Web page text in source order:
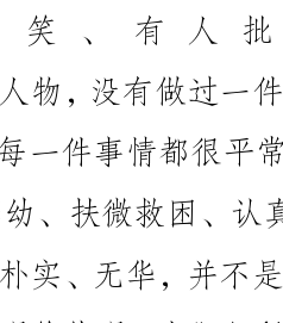
精神成为了那个特殊时代的产物。现今，我们伟大的祖国正蓬勃
爱岗敬业。雷锋这种精神显得自然、朴实、无华，并不是人为刻
意制造出来的。它体现了雷锋的人生观价值观。我们之所以无法
像他那样做到，是因为我们的价值理念无法达到像他那样与人为